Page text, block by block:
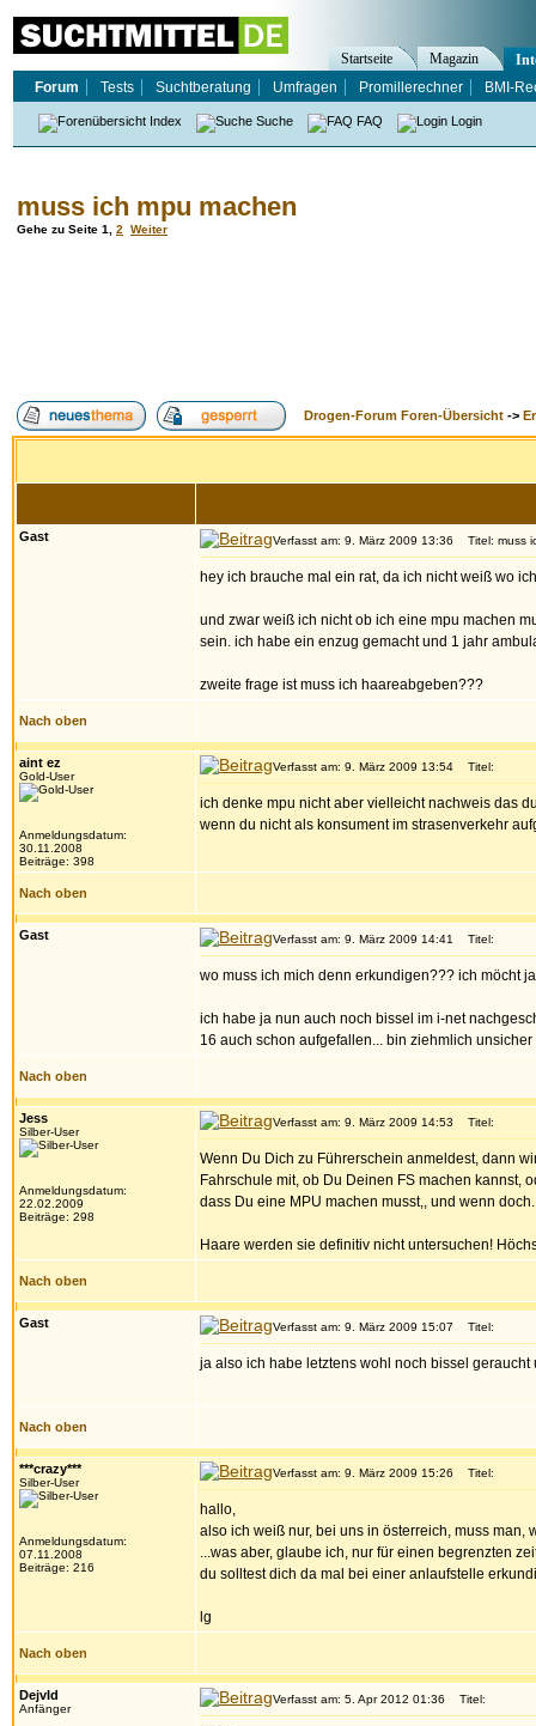
muss ich mpu machen
Gehe zu Seite 1 2 Weiter
Drogen-Forum Foren-Übersicht ->
Gast Verfasst am: 9. März 2009 13:36 Titel: muss
hey ich brauche mal ein rat, da ich nicht weiß wo
und zwar weiß ich nicht ob ich eine mpu machen
sein. ich habe ein enzug gemacht und 1 jahr
zweite frage ist muss ich haareabgeben???
Nach oben
aint ez
Gold-User
Anmeldungsdatum:
30.11.2008
Beiträge: 398
Verfasst am: 9. März 2009 13:54 Titel:
ich denke mpu nicht aber vielleicht nachweis das
wenn du nicht als konsument im strasenverkehr
Nach oben
Gast Verfasst am: 9. März 2009 14:41 Titel:
wo muss ich mich denn erkundigen??? ich möcht
ich habe ja nun auch noch bissel im i-net
16 auch schon aufgefallen... bin ziehmlich
Nach oben
Jess
Silber-User
Anmeldungsdatum:
22.02.2009
Beiträge: 298
Verfasst am: 9. März 2009 14:53 Titel:
Wenn Du Dich zu Führerschein anmeldest, dann
Fahrschule mit, ob Du Deinen FS machen kannst,
dass Du eine MPU machen musst,, und wenn
Haare werden sie definitiv nicht untersuchen!
Nach oben
Gast Verfasst am: 9. März 2009 15:07 Titel:
ja also ich habe letztens wohl noch bissel
Nach oben
***crazy***
Silber-User
Anmeldungsdatum:
07.11.2008
Beiträge: 216
Verfasst am: 9. März 2009 15:26 Titel:
hallo,
also ich weiß nur, bei uns in österreich, muss
...was aber, glaube ich, nur für einen begrenzten
du solltest dich da mal bei einer anlaufstelle
lg
Nach oben
DejvId
Anfänger
Verfasst am: 5. Apr 2012 01:36 Titel:
Startseite Magazin
Forum
Tests Suchtberatung Umfragen Promillerechner BMI-
Index Suche FAQ Login